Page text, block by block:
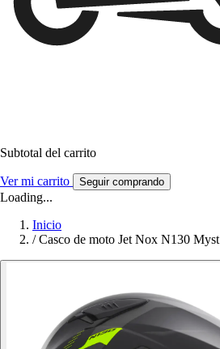
Subtotal del carrito
Ver mi carrito Seguir comprando
Loading...
Inicio
/ Casco de moto Jet Nox N130 Myst